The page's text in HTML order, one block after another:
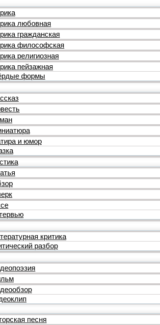
любовная
гражданская
философская
религиозная
пейзажная
формы
и юмор
критика
разбор
песня
для альманаха